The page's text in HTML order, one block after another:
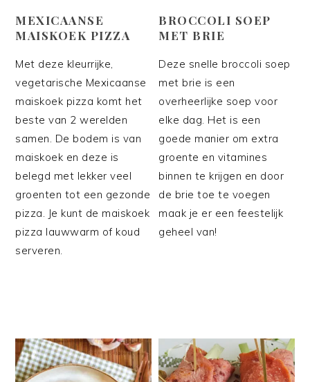
MEXICAANSE
MAISKOEK PIZZA
Met deze kleurrijke,
vegetarische Mexicaanse
maiskoek pizza komt het
beste van 2 werelden
samen. De bodem is van
maiskoek en deze is
belegd met lekker veel
groenten tot een gezonde
pizza. Je kunt de maiskoek
pizza lauwwarm of koud
serveren.
BROCCOLI SOEP
MET BRIE
Deze snelle broccoli soep
met brie is een
overheerlijke soep voor
elke dag. Het is een
goede manier om extra
groente en vitamines
binnen te krijgen en door
de brie toe te voegen
maak je er een feestelijk
geheel van!